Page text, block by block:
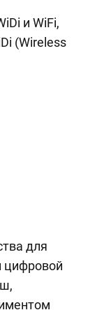
и WiFi,
(Wireless
для
цифровой